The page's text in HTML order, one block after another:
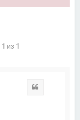
1 из 1